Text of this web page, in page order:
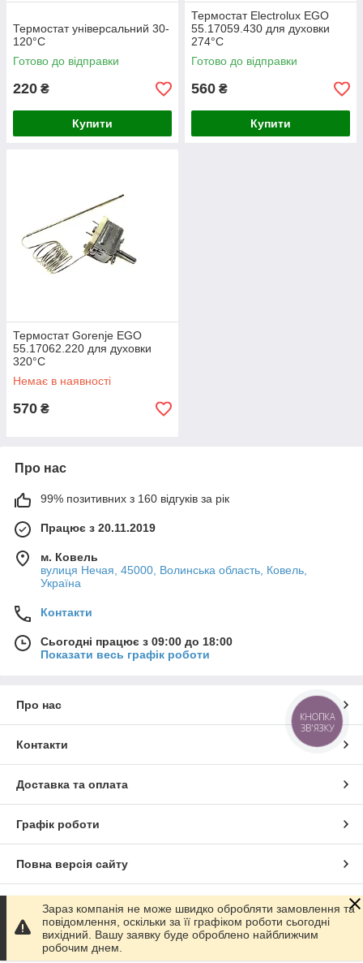
Термостат універсальний 30-
120°C
Готово до відправки
220 ₴
Купити
Термостат Electrolux EGO
55.17059.430 для духовки
274°С
Готово до відправки
560 ₴
Купити
Термостат Gorenje EGO
55.17062.220 для духовки
320°С
Немає в наявності
570 ₴
Про нас
99% позитивних з 160 відгуків за рік
Працює з 20.11.2019
м. Ковель
вулиця Нечая, 45000, Волинська область, Ковель,
Україна
Контакти
Сьогодні працює з 09:00 до 18:00
Показати весь графік роботи
Про нас
Контакти
Доставка та оплата
Графік роботи
Повна версія сайту
Сайт створено на маркетплейсі Prom.ua
Політика конфіденційності
Зараз компанія не може швидко обробляти замовлення та
повідомлення, оскільки за її графіком роботи сьогодні
вихідний. Вашу заявку буде оброблено найближчим
робочим днем.
КНОПКА
ЗВ'ЯЗКУ